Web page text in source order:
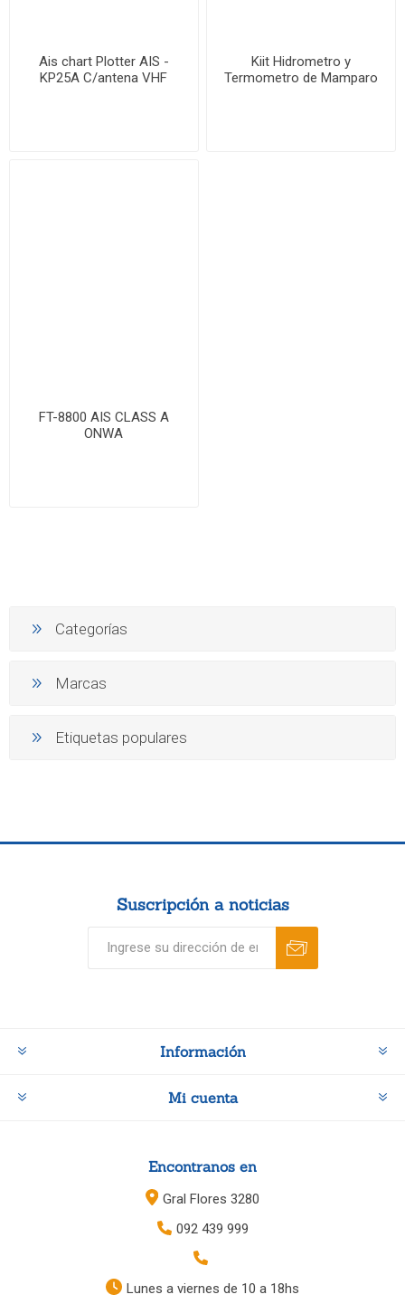
Ais chart Plotter AIS -
KP25A C/antena VHF
Kiit Hidrometro y
Termometro de Mamparo
FT-8800 AIS CLASS A
ONWA
Categorías
Marcas
Etiquetas populares
Suscripción a noticias
Información
Mi cuenta
Encontranos en
Gral Flores 3280
092 439 999
Lunes a viernes de 10 a 18hs